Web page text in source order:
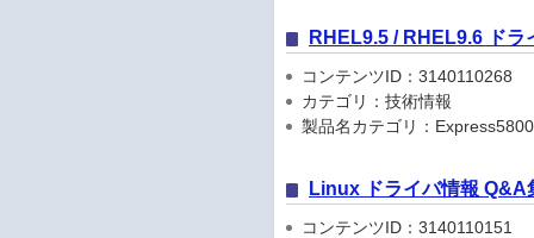
RHEL9.5 / RHEL9.6 ドラ
コンテンツID：3140110268
カテゴリ：技術情報
製品名カテゴリ：
Linux ドライバ情報 Q&A
コンテンツID：3140110151